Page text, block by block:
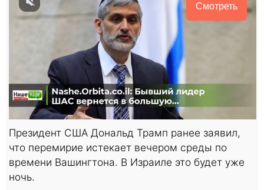
Смотреть
Президент США Дональд Трамп ранее заявил,
что перемирие истекает вечером среды по
времени Вашингтона. В Израиле это будет уже
ночь.